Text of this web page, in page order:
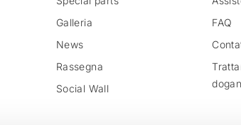
Galleria
News
Rassegna
Social Wall
FAQ